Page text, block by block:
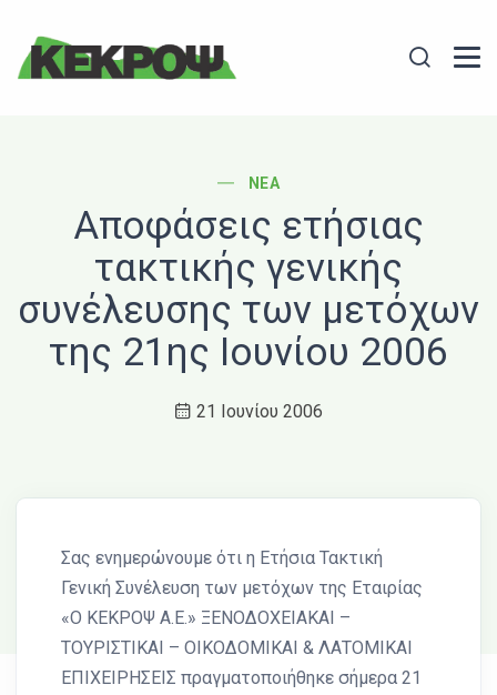
Header Logo Search
POST CATEGORY
ΝΈΑ
Αποφάσεις ετήσιας
τακτικής γενικής
συνέλευσης των μετόχων
της 21ης Ιουνίου 2006
21 Ιουνίου 2006
Σας ενημερώνουμε ότι η Ετήσια Τακτική
Γενική Συνέλευση των μετόχων της Εταιρίας
«Ο ΚΕΚΡΟΨ Α.Ε.» ΞΕΝΟΔΟΧΕΙΑΚΑΙ –
ΤΟΥΡΙΣΤΙΚΑΙ – ΟΙΚΟΔΟΜΙΚΑΙ & ΛΑΤΟΜΙΚΑΙ
ΕΠΙΧΕΙΡΗΣΕΙΣ πραγματοποιήθηκε σήμερα 21